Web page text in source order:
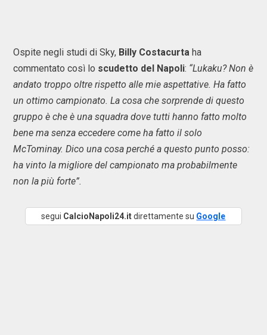
Ospite negli studi di Sky, Billy Costacurta ha
commentato così lo scudetto del Napoli: “Lukaku? Non è
andato troppo oltre rispetto alle mie aspettative. Ha fatto
un ottimo campionato. La cosa che sorprende di questo
gruppo è che è una squadra dove tutti hanno fatto molto
bene ma senza eccedere come ha fatto il solo
McTominay. Dico una cosa perché a questo punto posso:
ha vinto la migliore del campionato ma probabilmente
non la più forte”.
segui CalcioNapoli24.itdirettamente su Google